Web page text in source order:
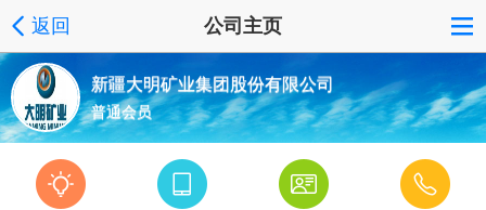
返回 公司主页
新疆大明矿业集团股份有限公司
普通会员